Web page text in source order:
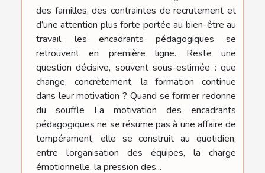
des familles, des contraintes de recrutement et
d’une attention plus forte portée au bien-être au
travail, les encadrants pédagogiques se
retrouvent en première ligne. Reste une
question décisive, souvent sous-estimée : que
change, concrètement, la formation continue
dans leur motivation ? Quand se former redonne
du souffle La motivation des encadrants
pédagogiques ne se résume pas à une affaire de
tempérament, elle se construit au quotidien,
entre l’organisation des équipes, la charge
émotionnelle, la pression des...